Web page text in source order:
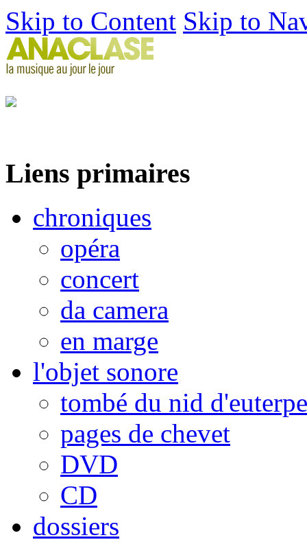
Skip to Content Skip to
Liens primaires
chroniques
opéra
concert
da camera
en marge
l'objet sonore
tombé du nid d'euterpe
pages de chevet
DVD
CD
dossiers